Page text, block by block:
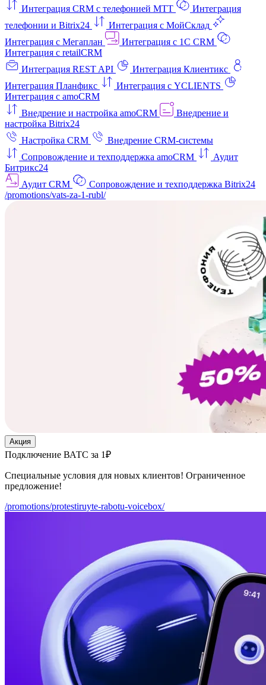
Интеграция CRM с телефонией МТТ
Интеграция
телефонии и Bitrix24
Интеграция с МойСклад
Интеграция с Мегаплан
Интеграция с 1C CRM
Интеграция с retailCRM
Интеграция REST API
Интеграция Клиентикс
Интеграция Планфикс
Интеграция с YCLIENTS
Интеграция с amoCRM
Внедрение и настройка amoCRM
Внедрение и
настройка Bitrix24
Настройка CRM
Внедрение CRM-системы
Сопровождение и техподдержка amoCRM
Аудит
Битрикс24
Аудит CRM
Сопровождение и техподдержка Bitrix24
/promotions/vats-za-1-rubl/
Акция
Подключение ВАТС за 1₽
Специальные условия для новых клиентов! Ограниченное
предложение!
/promotions/protestiruyte-rabotu-voicebox/